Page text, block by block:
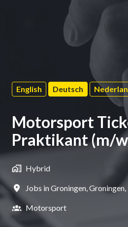
English Deutsch
Motorsport
Praktikant (m/
Hybrid
Jobs in Groningen Groningen
Motorsport